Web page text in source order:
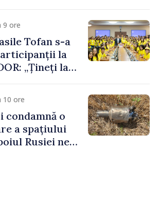
9 ore
Tofan s-a
la
„Țineți la
și greșeli –
reuși”
10 ore
condamnă o
a spațiului
Rusiei ne